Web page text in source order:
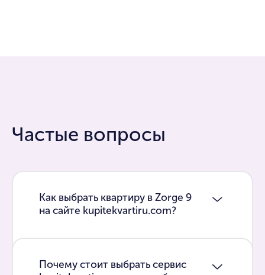
Частые вопросы
Как выбрать квартиру в Zorge 9
на сайте kupitekvartiru.com?
Почему стоит выбрать сервис